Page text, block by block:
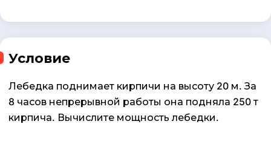
Условие
Лебедка поднимает кирпичи на высоту 20 м. За
8 часов непрерывной работы она подняла 250 т
кирпича. Вычислите мощность лебедки.